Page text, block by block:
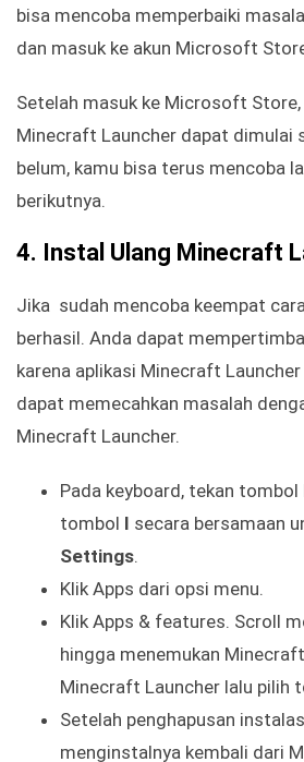
bisa mencoba memperbaiki
dan masuk ke akun Microsoft
Setelah masuk ke Microsoft Store,
Minecraft Launcher dapat dimulai
belum, kamu bisa terus mencoba
berikutnya.
4. Instal Ulang Minecraft
Jika sudah mencoba keempat
berhasil. Anda dapat
karena aplikasi Minecraft
dapat memecahkan masalah
Minecraft Launcher.
Pada keyboard, tekan tombol
tombol I secara bersamaan
Settings.
Klik Apps dari opsi menu.
Klik Apps & features. Scroll
hingga menemukan
Minecraft Launcher lalu pilih
Setelah penghapusan
menginstalnya kembali dari